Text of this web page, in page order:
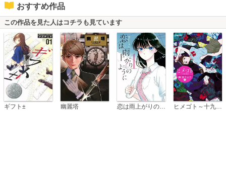
おすすめ作品
この作品を見た人はコチラも見ています
ギフト± 幽麗塔 ヒメゴト～十九歳の制服～